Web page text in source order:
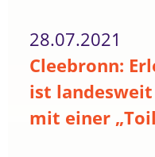
28.07.2021
Cleebronn:
ist
mit einer